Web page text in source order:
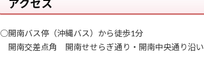
アクセス
○開南バス停（沖縄バス）から徒歩1分
開南交差点角 開南せせらぎ通り・開南中央通り沿い